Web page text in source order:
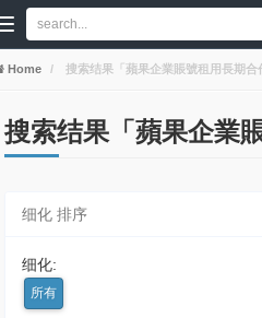
Home 搜索结果「蘋果企業賬號租用長期
搜索结果「蘋果企業
细化 排序
细化:
所有